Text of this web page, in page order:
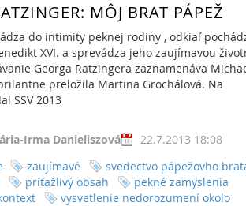
MÔJ BRAT PÁPEŽ
do intimity peknej rodiny , odkiaľ
XVI. a sprevádza jeho zaujímavou
Georga Ratzingera zaznamenáva
preložila Martina Grochálová. Na
SSV 2013
Irma Danieliszová
22.7.2013 18:08
zaujímavé
svedectvo pápežovho
príťažlivý obsah
pekné zamyslenia
vysvetlenie nedorozumení okolo